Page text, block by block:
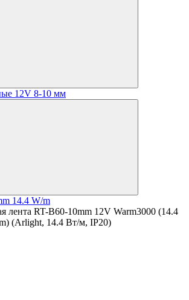
12V 8-10 мм
14.4 W/m
лента RT-B60-10mm 12V Warm3000 (14.4
(Arlight, 14.4 Вт/м, IP20)